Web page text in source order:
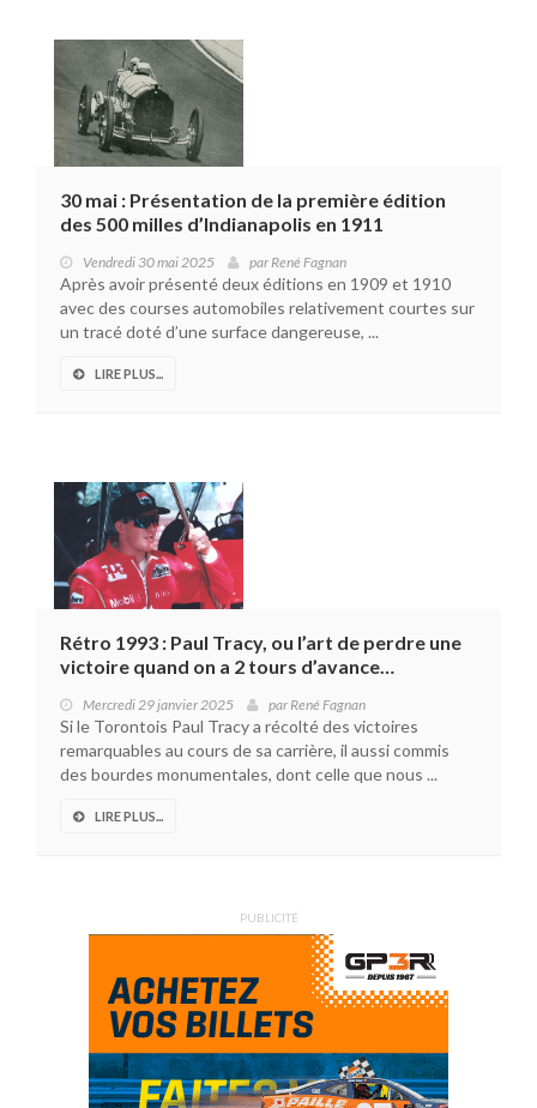
30 mai : Présentation de la première édition
des 500 milles d’Indianapolis en 1911
Vendredi 30 mai 2025 parRené Fagnan
Après avoir présenté deux éditions en 1909 et 1910
avec des courses automobiles relativement courtes sur
un tracé doté d’une surface dangereuse, ...
LIRE PLUS...
Rétro 1993 : Paul Tracy, ou l’art de perdre une
victoire quand on a 2 tours d’avance…
Mercredi 29 janvier 2025 parRené Fagnan
Si le Torontois Paul Tracy a récolté des victoires
remarquables au cours de sa carrière, il aussi commis
des bourdes monumentales, dont celle que nous ...
LIRE PLUS...
PUBLICITÉ